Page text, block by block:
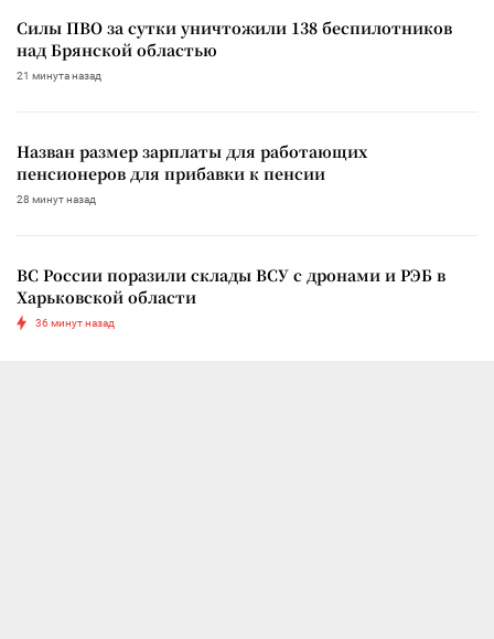
Силы ПВО за сутки уничтожили 138 беспилотников
над Брянской областью
21 минута назад
Назван размер зарплаты для работающих
пенсионеров для прибавки к пенсии
28 минут назад
ВС России поразили склады ВСУ с дронами и РЭБ в
Харьковской области
36 минут назад